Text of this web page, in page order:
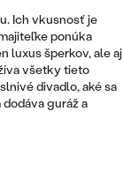
Ich vkusnosť je
ponúka
luxus šperkov, ale aj
všetky tieto
divadlo, aké sa
guráž a